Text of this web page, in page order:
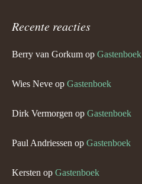
Recente reacties
Berry van Gorkum op Gastenboek
Wies Neve op Gastenboek
Dirk Vermorgen op Gastenboek
Paul Andriessen op Gastenboek
Kersten op Gastenboek